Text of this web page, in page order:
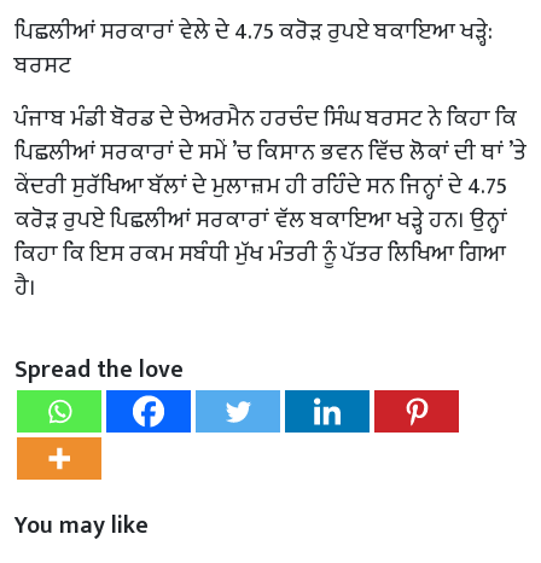
ਪਿਛਲੀਆਂ ਸਰਕਾਰਾਂ ਵੇਲੇ ਦੇ 4.75 ਕਰੋੜ ਰੁਪਏ ਬਕਾਇਆ ਖੜ੍ਹੇ:
ਬਰਸਟ
ਪੰਜਾਬ ਮੰਡੀ ਬੋਰਡ ਦੇ ਚੇਅਰਮੈਨ ਹਰਚੰਦ ਸਿੰਘ ਬਰਸਟ ਨੇ ਕਿਹਾ ਕਿ
ਪਿਛਲੀਆਂ ਸਰਕਾਰਾਂ ਦੇ ਸਮੇਂ ’ਚ ਕਿਸਾਨ ਭਵਨ ਵਿੱਚ ਲੋਕਾਂ ਦੀ ਥਾਂ ’ਤੇ
ਕੇਂਦਰੀ ਸੁਰੱਖਿਆ ਬੱਲਾਂ ਦੇ ਮੁਲਾਜ਼ਮ ਹੀ ਰਹਿੰਦੇ ਸਨ ਜਿਨ੍ਹਾਂ ਦੇ 4.75
ਕਰੋੜ ਰੁਪਏ ਪਿਛਲੀਆਂ ਸਰਕਾਰਾਂ ਵੱਲ ਬਕਾਇਆ ਖੜ੍ਹੇ ਹਨ। ਉਨ੍ਹਾਂ
ਕਿਹਾ ਕਿ ਇਸ ਰਕਮ ਸਬੰਧੀ ਮੁੱਖ ਮੰਤਰੀ ਨੂੰ ਪੱਤਰ ਲਿਖਿਆ ਗਿਆ
ਹੈ।
Spread the love
You may like